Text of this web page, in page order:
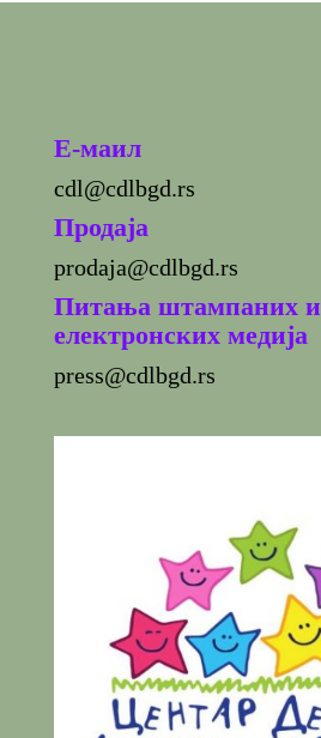
E-маил
cdl@cdlbgd.rs
Продаја
prodaja@cdlbgd.rs
Питања штампаних и
електронских медија
press@cdlbgd.rs